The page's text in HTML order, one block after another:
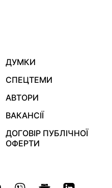
ДУМКИ
СПЕЦТЕМИ
АВТОРИ
ВАКАНСІЇ
ДОГОВІР ПУБЛІЧНОЇ
ОФЕРТИ